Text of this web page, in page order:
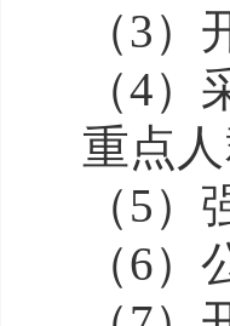
（3
（4
重点
（5
（6